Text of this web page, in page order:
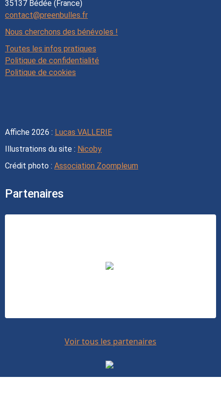
35137 Bédée (France)
contact@preenbulles.fr
Nous cherchons des bénévoles !
Toutes les infos pratiques
Politique de confidentialité
Politique de cookies
Affiche 2026 : Lucas VALLERIE
Illustrations du site : Nicoby
Crédit photo : Association Zoompleum
Partenaires
Voir tous les partenaires